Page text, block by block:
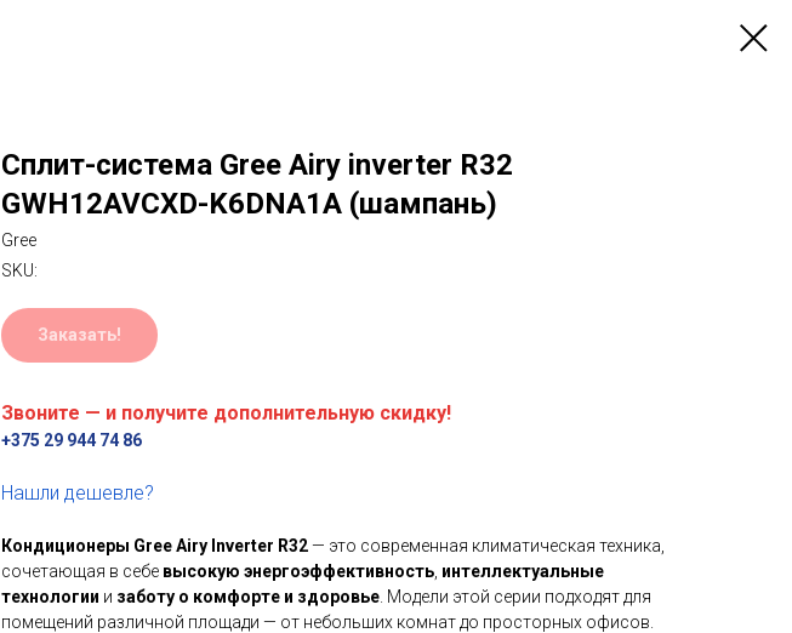
Сплит-система Gree Airy inverter R32
GWH12AVCXD-K6DNA1A (шампань)
Gree
SKU:
Заказать!
Звоните — и получите дополнительную скидку!
+375 29 944 74 86
Нашли дешевле?
Кондиционеры Gree Airy Inverter R32— это современная климатическая техника,
сочетающая в себе высокую энергоэффективность интеллектуальные
технологии и заботу о комфорте и здоровье . Модели этой серии подходят для
помещений различной площади — от небольших комнат до просторных офисов.